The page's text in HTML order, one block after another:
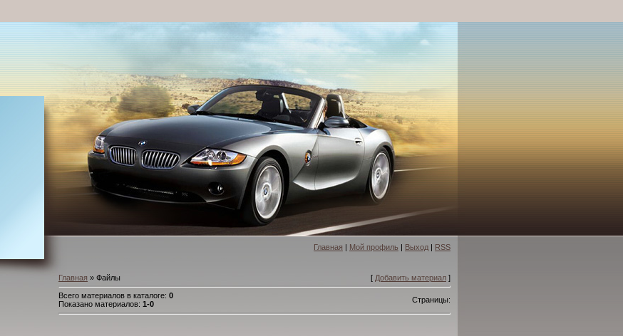
Главная | Мой профиль | Выход | RSS
Главная » Файлы [ Добавить материал ]
Всего материалов в каталоге: 0
Показано материалов: 1-0 Страницы: